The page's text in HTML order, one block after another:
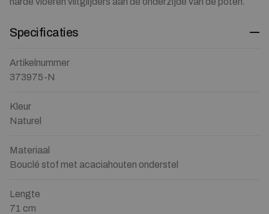
Specificaties
Artikelnummer
373975-N
Kleur
Naturel
Materiaal
Bouclé stof met acaciahouten onderstel
Lengte
71 cm